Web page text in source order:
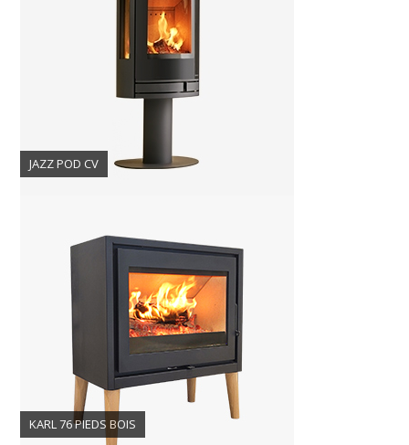
JAZZ POD CV
KARL 76 PIEDS BOIS